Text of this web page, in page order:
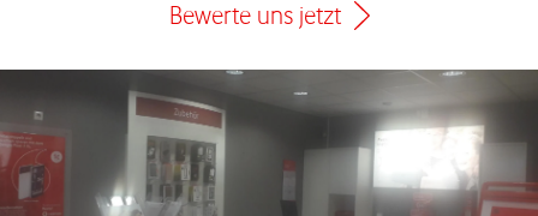
Bewerte uns jetzt